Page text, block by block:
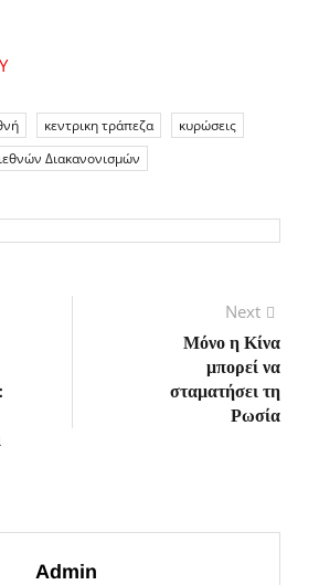
κεντρικη τράπεζα
κυρώσεις
Διακανονισμών
Next
post:
Μόνο η Κίνα
μπορεί να
σταματήσει τη
Ρωσία
Admin